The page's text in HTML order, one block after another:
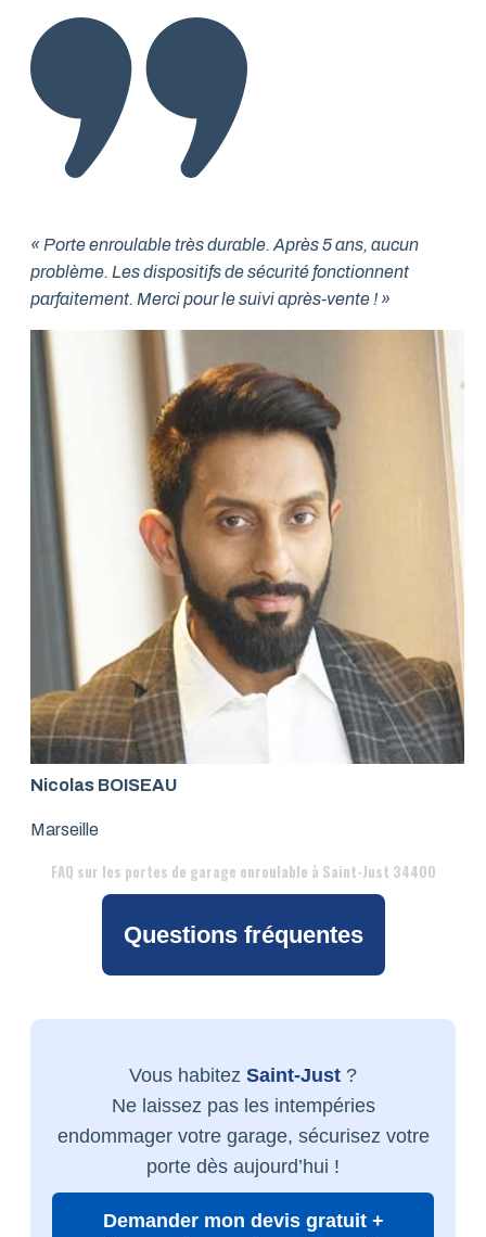
« Porte enroulable très durable. Après 5 ans, aucun
problème. Les dispositifs de sécurité fonctionnent
parfaitement. Merci pour le suivi après-vente ! »
Nicolas BOISEAU
Marseille
FAQ sur les portes de garage enroulable à Saint-Just 34400
Questions fréquentes
Vous habitez Saint-Just ?
Ne laissez pas les intempéries
endommager votre garage, sécurisez votre
porte dès aujourd’hui !
Demander mon devis gratuit +